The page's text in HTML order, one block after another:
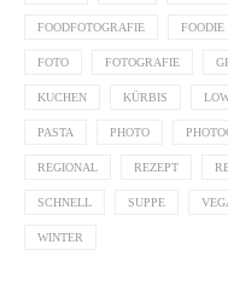
FOODFOTOGRAFIE FOODIE
FOTO FOTOGRAFIE
KUCHEN KÜRBIS
PASTA PHOTO
REGIONAL REZEPT
SCHNELL SUPPE
WINTER